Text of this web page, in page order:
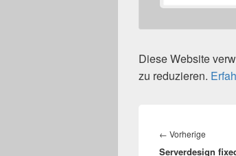
Diese Website
zu reduzieren.
← Vorherige
Beitrag:
Serverdesign